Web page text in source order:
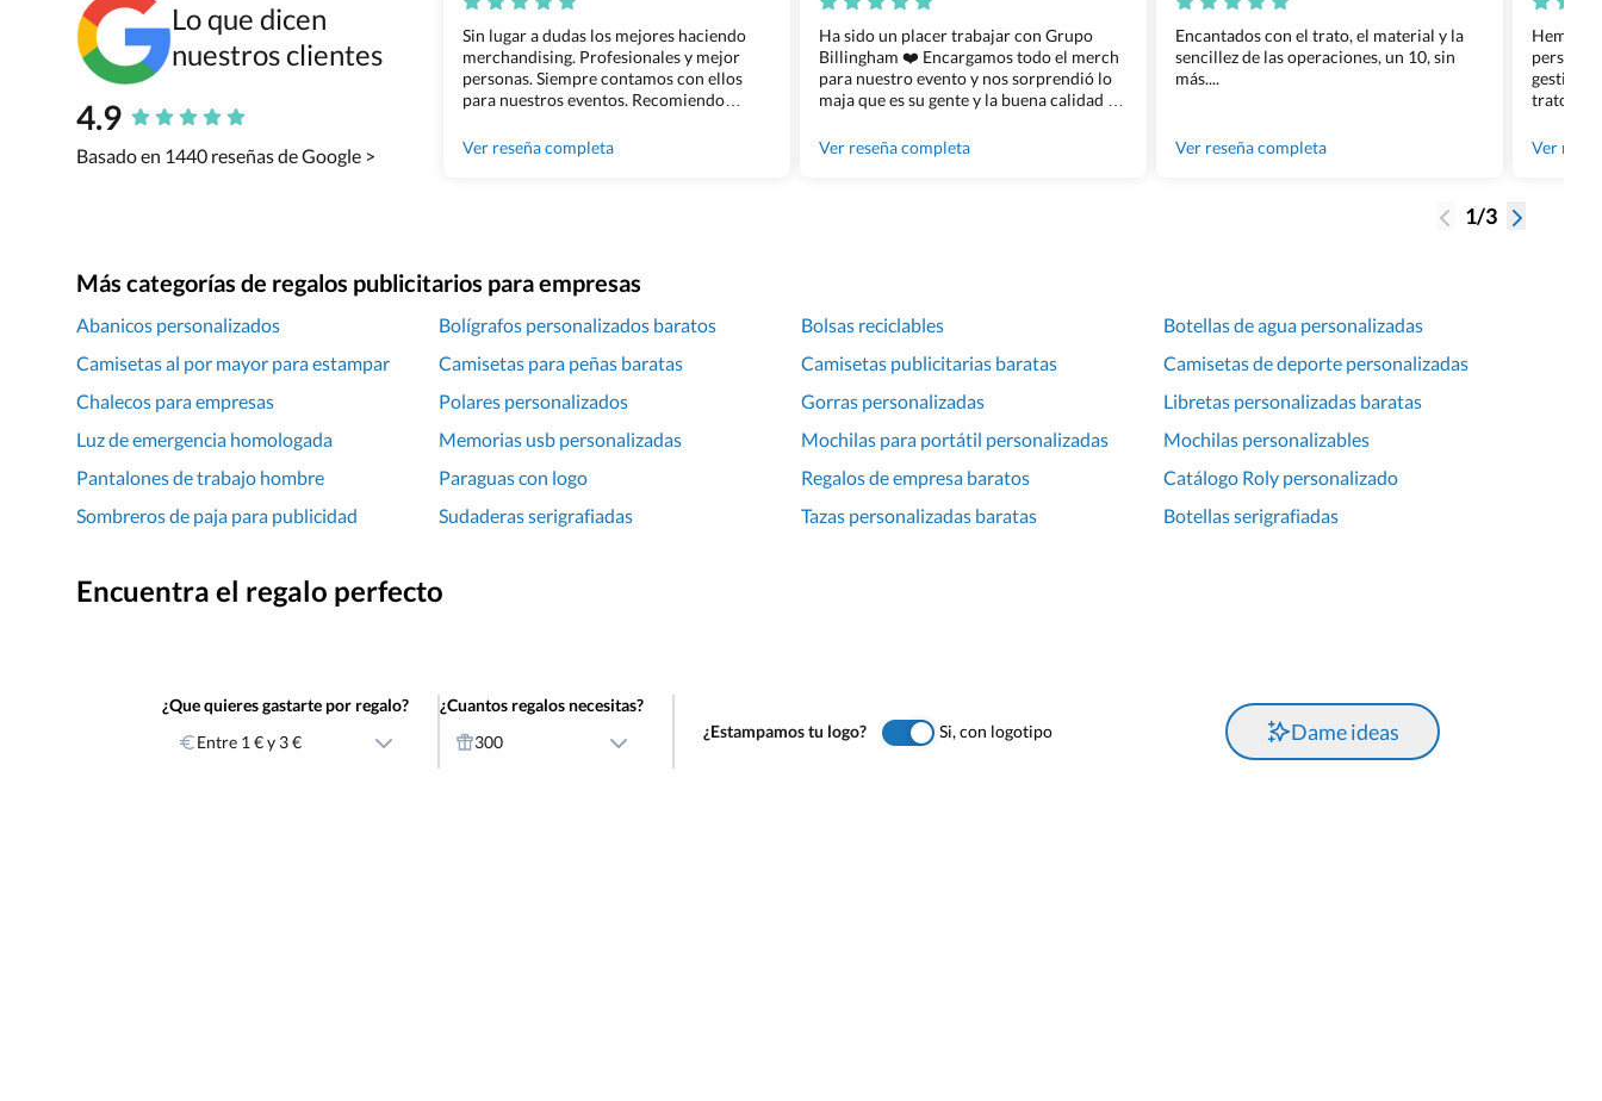
Lo que dicen
nuestros clientes
4.9
Basado en 1440 reseñas de Google >
Sin lugar a dudas los mejores haciendo
merchandising. Profesionales y mejor
personas. Siempre contamos con ellos
para nuestros eventos. Recomiendo
Ver reseña completa
Ha sido un placer trabajar con Grupo
Billingham ❤️ Encargamos todo el merch
para nuestro evento y nos sorprendió lo
maja que es su gente y la buena calidad de
100% recomendado!!
Ver reseña completa
Encantados con el trato, el material y la
sencillez de las operaciones, un 10, sin
más....
Ver reseña completa
Hemos
gestión
trato
gente
Ver
1/3
Más categorías de regalos publicitarios para empresas
Abanicos personalizados Bolígrafos personalizados baratos Bolsas reciclables
Botellas de agua personalizadas
Camisetas al por mayor para estampar
Camisetas para peñas baratas Camisetas publicitarias baratas
Camisetas de deporte personalizadas
Chalecos para empresas
Polares personalizados Gorras personalizadas
Libretas personalizadas baratas
Luz de emergencia homologada
Memorias usb personalizadas Mochilas para portátil personalizadas
Mochilas personalizables
Pantalones de trabajo hombre
Paraguas con logo Regalos de empresa baratos
Catálogo Roly personalizado
Sombreros de paja para publicidad
Sudaderas serigrafiadas Tazas personalizadas baratas Botellas serigrafiadas
Encuentra el regalo perfecto
¿Que quieres gastarte por regalo?
Entre 1 € y 3 €
¿Cuantos regalos necesitas?
300
¿Estampamos tu logo? Si, con logotipo Dame ideas